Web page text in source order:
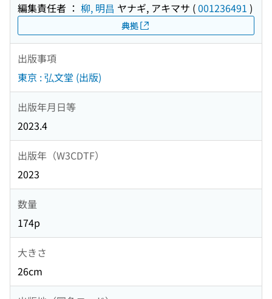
編集責任者 ： 柳, 明昌 ヤナギ, アキマサ (001236491 )
典拠
出版事項
東京 : 弘文堂 (出版)
出版年月日等
2023.4
出版年（W3CDTF）
2023
数量
174p
大きさ
26cm